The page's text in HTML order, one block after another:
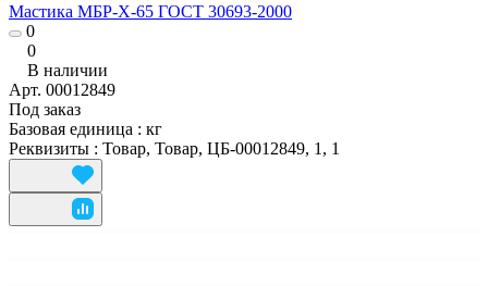
Мастика МБР-Х-65 ГОСТ 30693-2000
0
0
В наличии
Арт. 00012849
Под заказ
Базовая единица : кг
Реквизиты : Товар, Товар, ЦБ-00012849, 1, 1